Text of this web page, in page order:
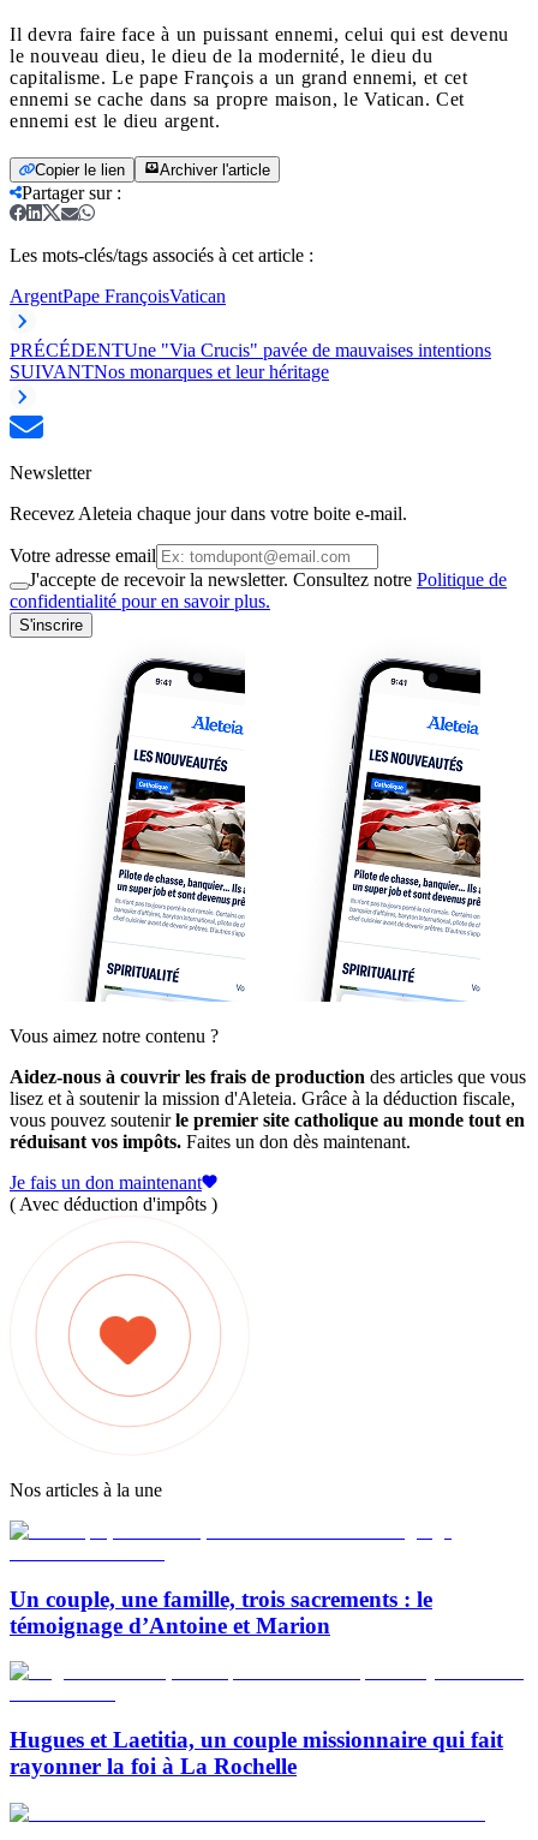
Il devra faire face à un puissant ennemi, celui qui est devenu
le nouveau dieu, le dieu de la modernité, le dieu du
capitalisme. Le pape François a un grand ennemi, et cet
ennemi se cache dans sa propre maison, le Vatican. Cet
ennemi est le dieu argent.
Copier le lien Archiver l'article
Partager sur:
Les mots-clés/tags associés à cet article :
ArgentPape FrançoisVatican
PRÉCÉDENTUne "Via Crucis" pavée de mauvaises intentions
SUIVANTNos monarques et leur héritage
Newsletter
Recevez Aleteia chaque jour dans votre boite e-mail.
Votre adresse email
J'accepte de recevoir la newsletter. Consultez notre Politique de
confidentialité pour en savoir plus.
S'inscrire
Vous aimez notre contenu ?
Aidez-nous à couvrir les frais de production des articles que vous
lisez et à soutenir la mission d'Aleteia. Grâce à la déduction fiscale,
vous pouvez soutenirle premier site catholique au monde tout en
réduisant vos impôts. Faites un don dès maintenant.
Je fais un don maintenant
( Avec déduction d'impôts )
Nos articles à la une
Un couple, une famille, trois sacrements : le
témoignage d’Antoine et Marion
Hugues et Laetitia, un couple missionnaire qui fait
rayonner la foi à La Rochelle